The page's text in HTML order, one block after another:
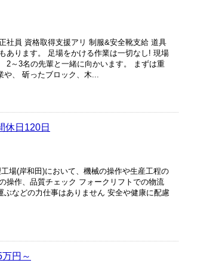
社員 資格取得支援アリ 制服&安全靴支給 道具
あります。 足場をかける作業は一切なし! 現場
2～3名の先輩と一緒に向かいます。 まずは重
や、 斫ったブロック、木...
休日120日
場(岸和田)において、機械の操作や生産工程の
操作、品質チェック フォークリフトでの物流
などの力仕事はありません 安全や健康に配慮
円～